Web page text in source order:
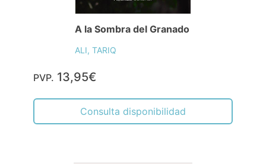
A la Sombra del Granado
ALI, TARIQ
PVP. 13,95€
Consulta disponibilidad